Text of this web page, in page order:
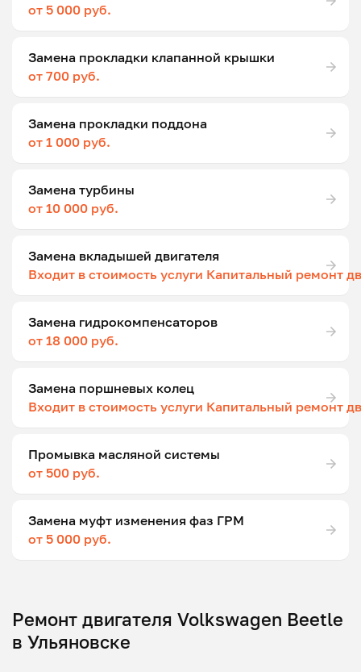
от 5 000 руб.
Замена прокладки клапанной крышки
от 700 руб.
Замена прокладки поддона
от 1 000 руб.
Замена турбины
от 10 000 руб.
Замена вкладышей двигателя
Входит в стоимость услуги Капитальный ремонт
Замена гидрокомпенсаторов
от 18 000 руб.
Замена поршневых колец
Входит в стоимость услуги Капитальный ремонт
Промывка масляной системы
от 500 руб.
Замена муфт изменения фаз ГРМ
от 5 000 руб.
Ремонт двигателя Volkswagen Beetle
в Ульяновске